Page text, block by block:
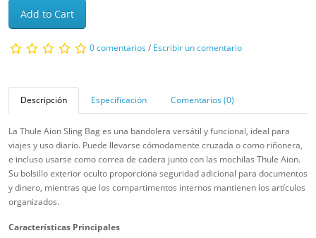
Add to Cart
0 comentarios/ Escribir un comentario
Descripción Especificación Comentarios (0)
La Thule Aion Sling Bag es una bandolera versátil y funcional, ideal para
viajes y uso diario. Puede llevarse cómodamente cruzada o como riñonera,
e incluso usarse como correa de cadera junto con las mochilas Thule Aion.
Su bolsillo exterior oculto proporciona seguridad adicional para documentos
y dinero, mientras que los compartimentos internos mantienen los artículos
organizados.
Características Principales